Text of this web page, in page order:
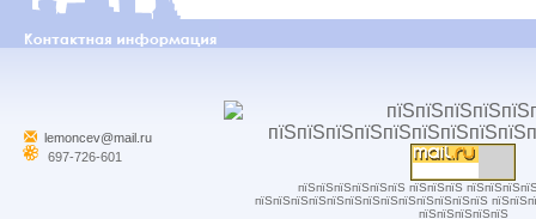
lemoncev@mail.ru
697-726-601
пїЅпїЅпїЅпїЅпїЅпїЅ пїЅпїЅпїЅ
пїЅпїЅпїЅпїЅпїЅпїЅпїЅпїЅпїЅпїЅпїЅпїЅпїЅ
пїЅпїЅпїЅпїЅпїЅ